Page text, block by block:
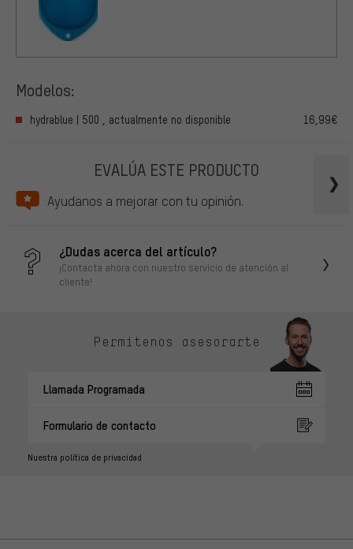
Modelos:
hydrablue | 500 , actualmente no disponible 16,99€
EVALÚA ESTE PRODUCTO
Ayudanos a mejorar con tu opinión.
¿Dudas acerca del artículo?
¡Contacta ahora con nuestro servicio de atención al
cliente!
Permítenos asesorarte
Llamada Programada
Formulario de contacto
Nuestra política de privacidad